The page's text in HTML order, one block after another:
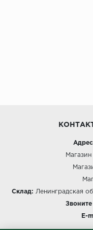
Склад: Ленинградская
E-